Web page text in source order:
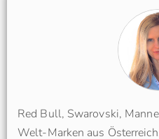
Red Bull, Swarovski,
Welt-Marken aus